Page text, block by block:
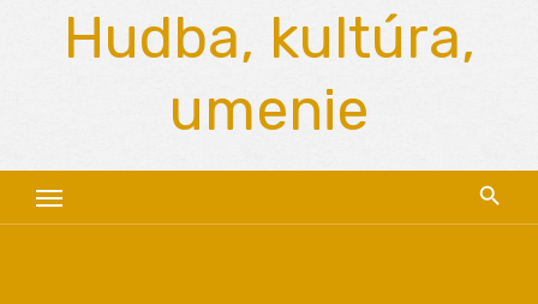
Hudba, kultúra,
umenie